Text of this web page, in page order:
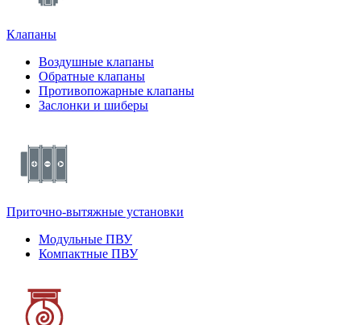
Клапаны
Воздушные клапаны
Обратные клапаны
Противопожарные клапаны
Заслонки и шиберы
Приточно-вытяжные установки
Модульные ПВУ
Компактные ПВУ